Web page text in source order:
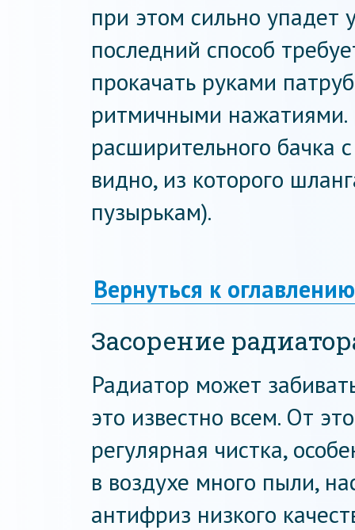
при этом сильно упадет
последний способ
прокачать руками
ритмичными нажатиями.
расширительного бачка
видно, из которого
пузырькам).
Вернуться к оглавлению
Засорение
Радиатор может
это известно всем. От
регулярная чистка,
в воздухе много пыли,
антифриз низкого